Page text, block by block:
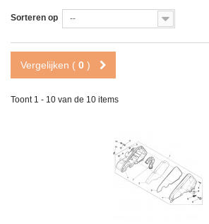
Sorteren op --
Vergelijken ( 0 )
Toont 1 - 10 van de 10 items